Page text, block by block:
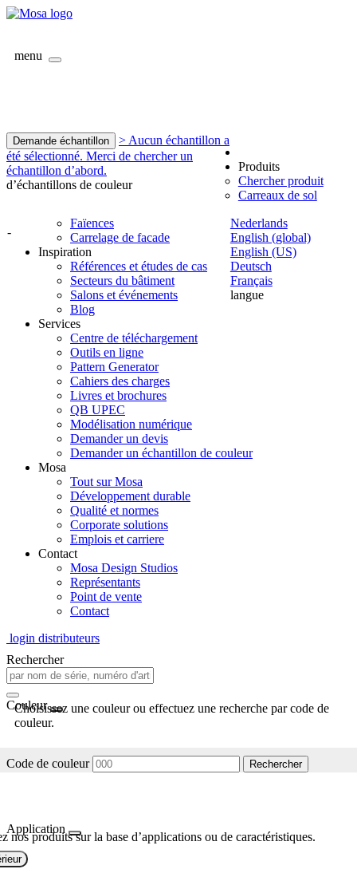
menu
Demande échantillon
> Aucun échantillon a
été sélectionné. Merci de chercher un
échantillon d’abord.
d’échantillons de couleur
-
Nederlands
English (global)
English (US)
Deutsch
Français
langue
Produits
Chercher produit
Carreaux de sol
Faïences
Carrelage de facade
Inspiration
Références et études de cas
Secteurs du bâtiment
Salons et événements
Blog
Services
Centre de téléchargement
Outils en ligne
Pattern Generator
Cahiers des charges
Livres et brochures
QB UPEC
Modélisation numérique
Demander un devis
Demander un échantillon de couleur
Mosa
Tout sur Mosa
Développement durable
Qualité et normes
Corporate solutions
Emplois et carriere
Contact
Mosa Design Studios
Représentants
Point de vente
Contact
login distributeurs
Rechercher
Couleur
Choisissez une couleur ou effectuez une recherche par code de
couleur.
Code de couleur Rechercher
Application
nos produits sur la base d’applications ou de caractéristiques.